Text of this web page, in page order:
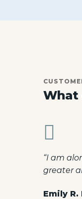
What
“I am
greater
Emily R.